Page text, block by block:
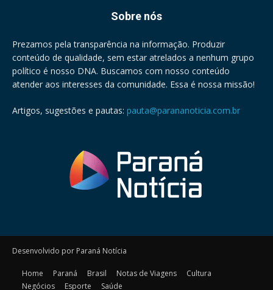
Sobre nós
Prezamos pela transparência na informação. Produzir
conteúdo de qualidade, sem estar atrelados a nenhum grupo
político é nosso DNA. Buscamos com nosso conteúdo
atender aos interesses da comunidade. Essa é nossa missão!
Artigos, sugestões e pautas: pauta@parananoticia.com.br
Desenvolvido por Paraná Notícia
Home Paraná Brasil Notas de Viagens
Cultura
Negócios
Esporte Saúde